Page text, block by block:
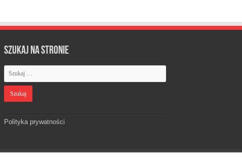
Szukaj na stronie
Polityka prywatności